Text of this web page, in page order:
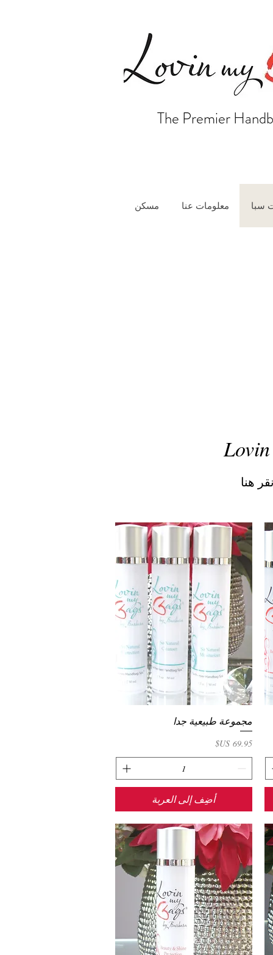
The Premier
مسكن معلومات عنا سبا
هنا
العرض السريع
مجموعة طبيعية جدا
السعر‏69.95 US$
أضِف إلى العربة